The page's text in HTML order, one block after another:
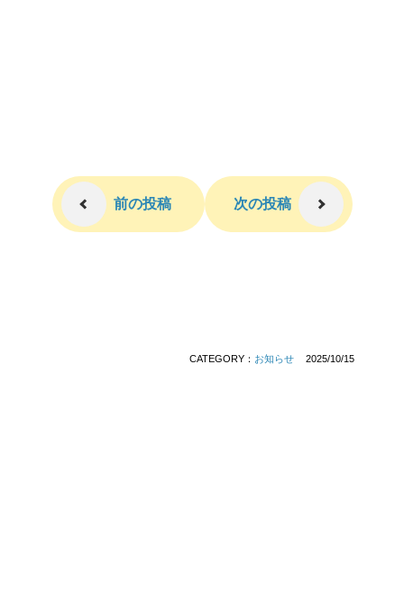
前の投稿 次の投稿
CATEGORY： お知らせ 2025/10/15